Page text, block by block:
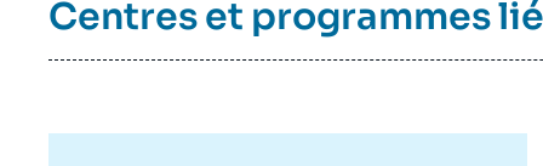
Centres et programmes